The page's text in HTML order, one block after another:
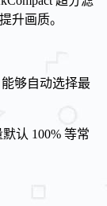
升画质。
能够自动选择最
认 100% 等常